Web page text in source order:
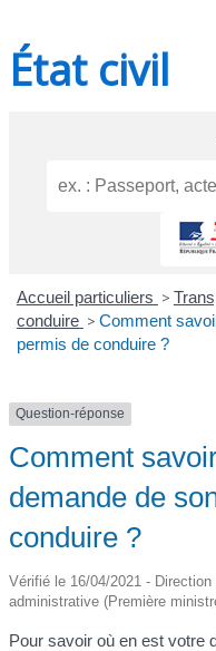
État civil
Accueil particuliers >
conduire > Comment
permis de conduire ?
Question-réponse
Comment
demande de
conduire ?
Vérifié le 16/04/2021 -
administrative (Première
Pour savoir où en est votre